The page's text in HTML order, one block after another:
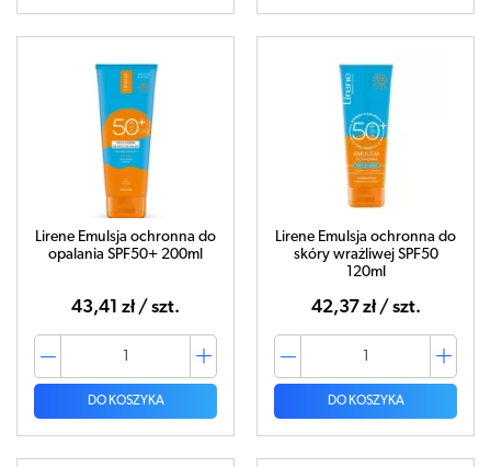
Lirene Emulsja ochronna do
opalania SPF50+ 200ml
43,41 zł / szt.
DO KOSZYKA
Lirene Emulsja ochronna do
skóry wrażliwej SPF50
120ml
42,37 zł / szt.
DO KOSZYKA